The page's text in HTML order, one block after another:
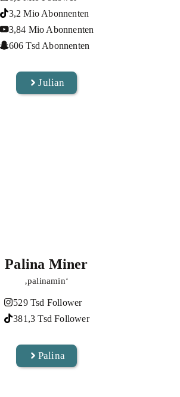
3,2 Mio Abonnenten
3,84 Mio Abonnenten
606 Tsd Abonnenten
Julian
Palina Miner
‚palinamin‘
529 Tsd Follower
381,3 Tsd Follower
Palina